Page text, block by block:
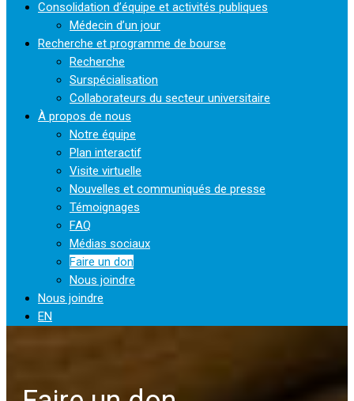
Consolidation d’équipe et activités publiques
Médecin d’un jour
Recherche et programme de bourse
Recherche
Surspécialisation
Collaborateurs du secteur universitaire
À propos de nous
Notre équipe
Plan interactif
Visite virtuelle
Nouvelles et communiqués de presse
Témoignages
FAQ
Médias sociaux
Faire un don
Nous joindre
Nous joindre
EN